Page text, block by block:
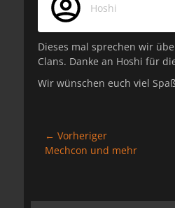
Hoshi
Dieses mal sprechen wir
Clans. Danke an Hoshi für
Wir wünschen euch viel
Beitragsnavigation
← Vorheriger
Vorheriger
Mechcon und mehr